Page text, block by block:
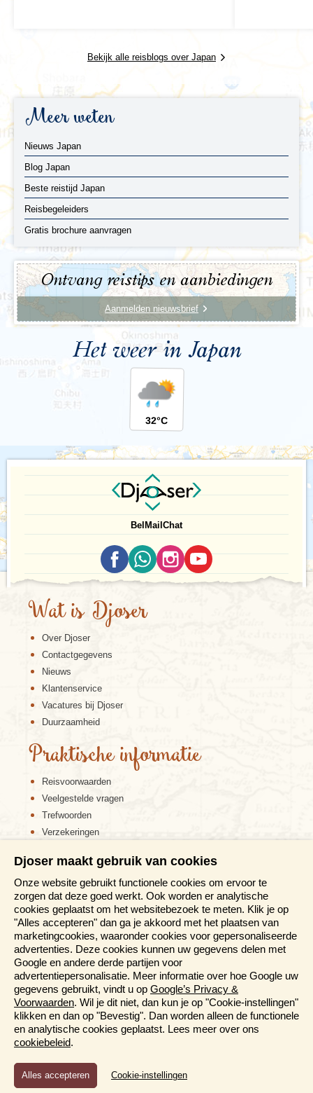
Bekijk alle reisblogs over Japan
Meer weten
Nieuws Japan
Blog Japan
Beste reistijd Japan
Reisbegeleiders
Gratis brochure aanvragen
Ontvang reistips en aanbiedingen
Aanmelden nieuwsbrief
Het weer in Japan
32°C
Bel Mail Chat
Wat is Djoser
Over Djoser
Contactgegevens
Nieuws
Klantenservice
Vacatures bij Djoser
Duurzaamheid
Praktische informatie
Reisvoorwaarden
Veelgestelde vragen
Trefwoorden
Verzekeringen
Disclaimer
Cookiebeleid
Privacy verklaring
Reis en boek met Djoser zekerheid
Meer weten?
Brochures aanvragen
Informatiedagen
Magazine
Aanmelden nieuwsbrief
Djoser maakt gebruik van cookies
Onze website gebruikt functionele cookies om ervoor te
zorgen dat deze goed werkt. Ook worden er analytische
cookies geplaatst om het websitebezoek te meten. Klik je op
"Alles accepteren" dan ga je akkoord met het plaatsen van
marketingcookies, waaronder cookies voor gepersonaliseerde
advertenties. Deze cookies kunnen uw gegevens delen met
Google en andere derde partijen voor
advertentiepersonalisatie. Meer informatie over hoe Google uw
gegevens gebruikt, vindt u op Google’s Privacy &
Voorwaarden. Wil je dit niet, dan kun je op "Cookie-instellingen"
klikken en dan op "Bevestig". Dan worden alleen de functionele
en analytische cookies geplaatst. Lees meer over ons
cookiebeleid.
Functioneel en Analytisch
Cookies die er voor zorgen dat de website naar behoren
Cookie-instellingen